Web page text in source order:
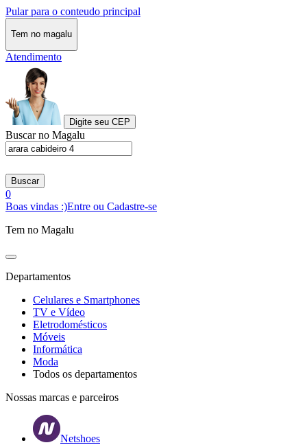
Pular para o conteudo principal
Tem no magalu
Atendimento
Digite seu CEP
Buscar no Magalu
Buscar
0
Boas vindas :)Entre ou Cadastre-se
Tem no Magalu
Departamentos
Celulares e Smartphones
TV e Vídeo
Eletrodomésticos
Móveis
Informática
Moda
Todos os departamentos
Nossas marcas e parceiros
Netshoes